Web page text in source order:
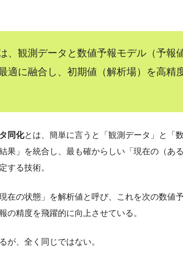
、観測データと数値予報モデル（予報
適に融合し、初期値（解析場）を高精
同化とは、簡単に言うと「観測データ」と「
果」を統合し、最も確からしい「現在の（あ
する技術。
在の状態」を解析値と呼び、これを次の数値
の精度を飛躍的に向上させている。
が、全く同じではない。